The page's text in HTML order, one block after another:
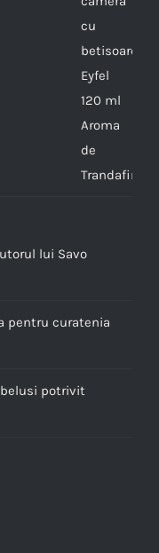
lui Savo
pentru curatenia
potrivit